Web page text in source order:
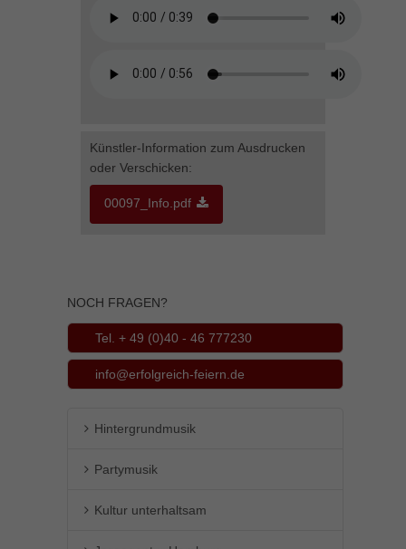
Künstler-Information zum Ausdrucken
oder Verschicken:
00097_Info.pdf
NOCH FRAGEN?
Tel. + 49 (0)40 - 46 777230
info@erfolgreich-feiern.de
Hintergrundmusik
Partymusik
Kultur unterhaltsam
Cookie-Informationen anzeigen
Inhalte von Videoplattformen und Social-Media-Plattformen werden
Cookie-Informationen anzeigen